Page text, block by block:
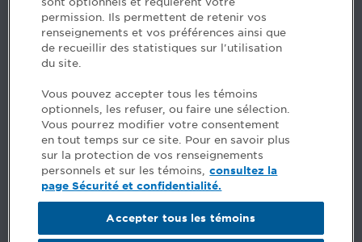
Want to make the Order a part of your career? See
our job offers >
Facebook - Devenir CPA
Instagram
LinkedIn - CPA
LinkedIn - 20 minutes CPA
LinkedIn - Emploi CPA
TikTok
permission. Ils permettent de retenir vos
renseignements et vos préférences ainsi que
de recueillir des statistiques sur l'utilisation
du site.
Vous pouvez accepter tous les témoins
optionnels, les refuser, ou faire une sélection.
Vous pourrez modifier votre consentement
en tout temps sur ce site. Pour en savoir plus
sur la protection de vos renseignements
personnels et sur les témoins, consultez la
page Sécurité et confidentialité.
Accepter tous les témoins